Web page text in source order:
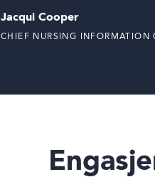
Jacqui Cooper
CHIEF NURSING INFORMATION